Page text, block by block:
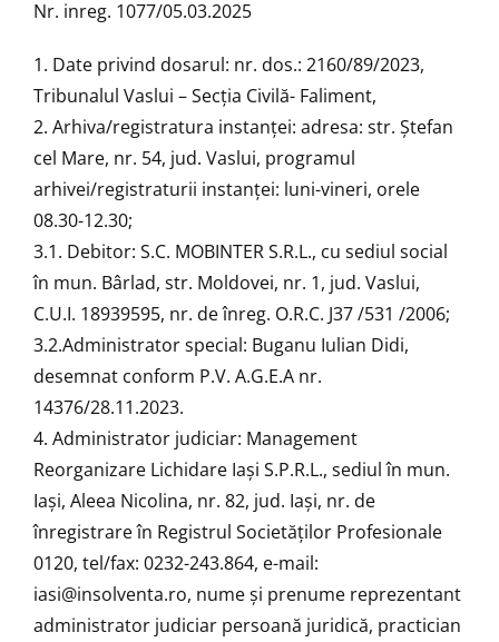
Nr. inreg. 1077/05.03.2025
1. Date privind dosarul: nr. dos.: 2160/89/2023,
Tribunalul Vaslui – Secţia Civilă- Faliment,
2. Arhiva/registratura instanţei: adresa: str. Ștefan
cel Mare, nr. 54, jud. Vaslui, programul
arhivei/registraturii instanţei: luni-vineri, orele
08.30-12.30;
3.1. Debitor: S.C. MOBINTER S.R.L., cu sediul social
în mun. Bârlad, str. Moldovei, nr. 1, jud. Vaslui,
C.U.I. 18939595, nr. de înreg. O.R.C. J37 /531 /2006;
3.2.Administrator special: Buganu Iulian Didi,
desemnat conform P.V. A.G.E.A nr.
14376/28.11.2023.
4. Administrator judiciar: Management
Reorganizare Lichidare Iaşi S.P.R.L., sediul în mun.
Iaşi, Aleea Nicolina, nr. 82, jud. Iaşi, nr. de
înregistrare în Registrul Societăţilor Profesionale
0120, tel/fax: 0232-243.864, e-mail:
iasi@insolventa.ro, nume şi prenume reprezentant
administrator judiciar persoană juridică, practician